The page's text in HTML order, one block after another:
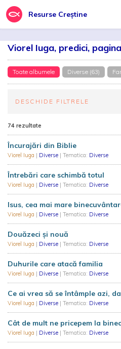
Resurse Creștine
Viorel Iuga, predici,
Toate albumele Diverse (63)
DESCHIDE FILTRELE
74 rezultate
Încurajări din Biblie
Viorel Iuga | Diverse | Tematica: Diverse
Întrebări care schimbă totul
Viorel Iuga | Diverse | Tematica: Diverse
Isus, cea mai mare
Viorel Iuga | Diverse | Tematica: Diverse
Douăzeci și nouă
Viorel Iuga | Diverse | Tematica: Diverse
Duhurile care atacă familia
Viorel Iuga | Diverse | Tematica: Diverse
Ce ai vrea să se întâmple azi,
Viorel Iuga | Diverse | Tematica: Diverse
Cât de mult ne pricepem la
Viorel Iuga | Diverse | Tematica: Diverse